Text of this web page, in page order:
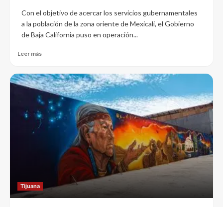
Con el objetivo de acercar los servicios gubernamentales
a la población de la zona oriente de Mexicali, el Gobierno
de Baja California puso en operación...
Leer más
Tijuana